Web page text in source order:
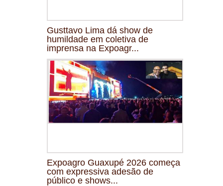
Gusttavo Lima dá show de
humildade em coletiva de
imprensa na Expoagr...
Expoagro Guaxupé 2026 começa
com expressiva adesão de
público e shows...